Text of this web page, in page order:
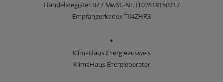
Handelsregister BZ / MwSt.-Nr. IT02818150217
Empfängerkodex T04ZHR3
*
KlimaHaus Energieausweis
KlimaHaus Energieberater